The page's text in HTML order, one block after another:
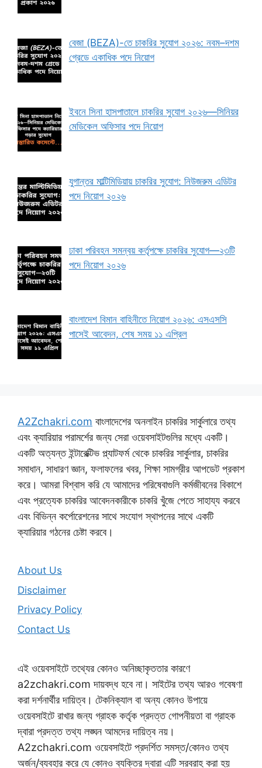
বেজা (BEZA)-তে চাকরির সুযোগ ২০২৬: নবম–দশম
গ্রেডে একাধিক পদে নিয়োগ
ইবনে সিনা হাসপাতালে চাকরির সুযোগ ২০২৬—সিনিয়র
মেডিকেল অফিসার পদে নিয়োগ
যুগান্তর মাল্টিমিডিয়ায় চাকরির সুযোগ: নিউজরুম এডিটর
পদে নিয়োগ ২০২৬
ঢাকা পরিবহন সমন্বয় কর্তৃপক্ষে চাকরির সুযোগ—২৩টি
পদে নিয়োগ ২০২৬
বাংলাদেশ বিমান বাহিনীতে নিয়োগ ২০২৬: এসএসসি
পাসেই আবেদন, শেষ সময় ১১ এপ্রিল
A2Zchakri.com বাংলাদেশের অনলাইন চাকরির সার্কুলারে তথ্য
এবং ক্যারিয়ার পরামর্শের জন্য সেরা ওয়েবসাইটগুলির মধ্যে একটি।
একটি অত্যন্ত ইন্টারেক্টিভ প্ল্যাটফর্ম থেকে চাকরির সার্কুলার, চাকরির
সমাধান, সাধারণ জ্ঞান, ফলাফলের খবর, শিক্ষা সামগ্রীর আপডেট প্রকাশ
করে। আমরা বিশ্বাস করি যে আমাদের পরিষেবাগুলি কর্মজীবনের বিকাশে
এবং প্রত্যেক চাকরির আবেদনকারীকে চাকরি খুঁজে পেতে সাহায্য করবে
এবং বিভিন্ন কর্পোরেশনের সাথে সংযোগ স্থাপনের সাথে একটি
ক্যারিয়ার গঠনের চেষ্টা করবে।
About Us
Disclaimer
Privacy Policy
Contact Us
এই ওয়েবসাইটে তথ্যের কোনও অনিচ্ছাকৃততার কারণে
a2zchakri.com দায়বদ্ধ হবে না। সাইটের তথ্য আরও গবেষণা
করা দর্শনার্থীর দায়িত্ব। টেকনিক্যাল বা অন্য কোনও উপায়ে
ওয়েবসাইটে রাখার জন্য গ্রাহক কর্তৃক প্রদত্ত গোপনীয়তা বা গ্রাহক
দ্বারা প্রদত্ত তথ্য লঙ্ঘন আমদের দায়িত্ব নয়।
A2zchakri.com ওয়েবসাইটে প্রদর্শিত সমস্ত/কোনও তথ্য
অর্জন/ব্যবহার করে যে কোনও ব্যক্তির দ্বারা এটি সরবরাহ করা হয়